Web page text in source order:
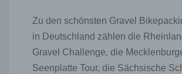
Zu den schönsten Gravel
in Deutschland zählen die
Gravel Challenge, die
Seenplatte Tour, die Sächsische
registriert sind – Ihr Avatar-Bild
Kommentar ab. Sollten Sie nicht
wird kein Bild angezeigt. Zu
registrierten WordPress-User
Gravatar registriert sind. Details zu